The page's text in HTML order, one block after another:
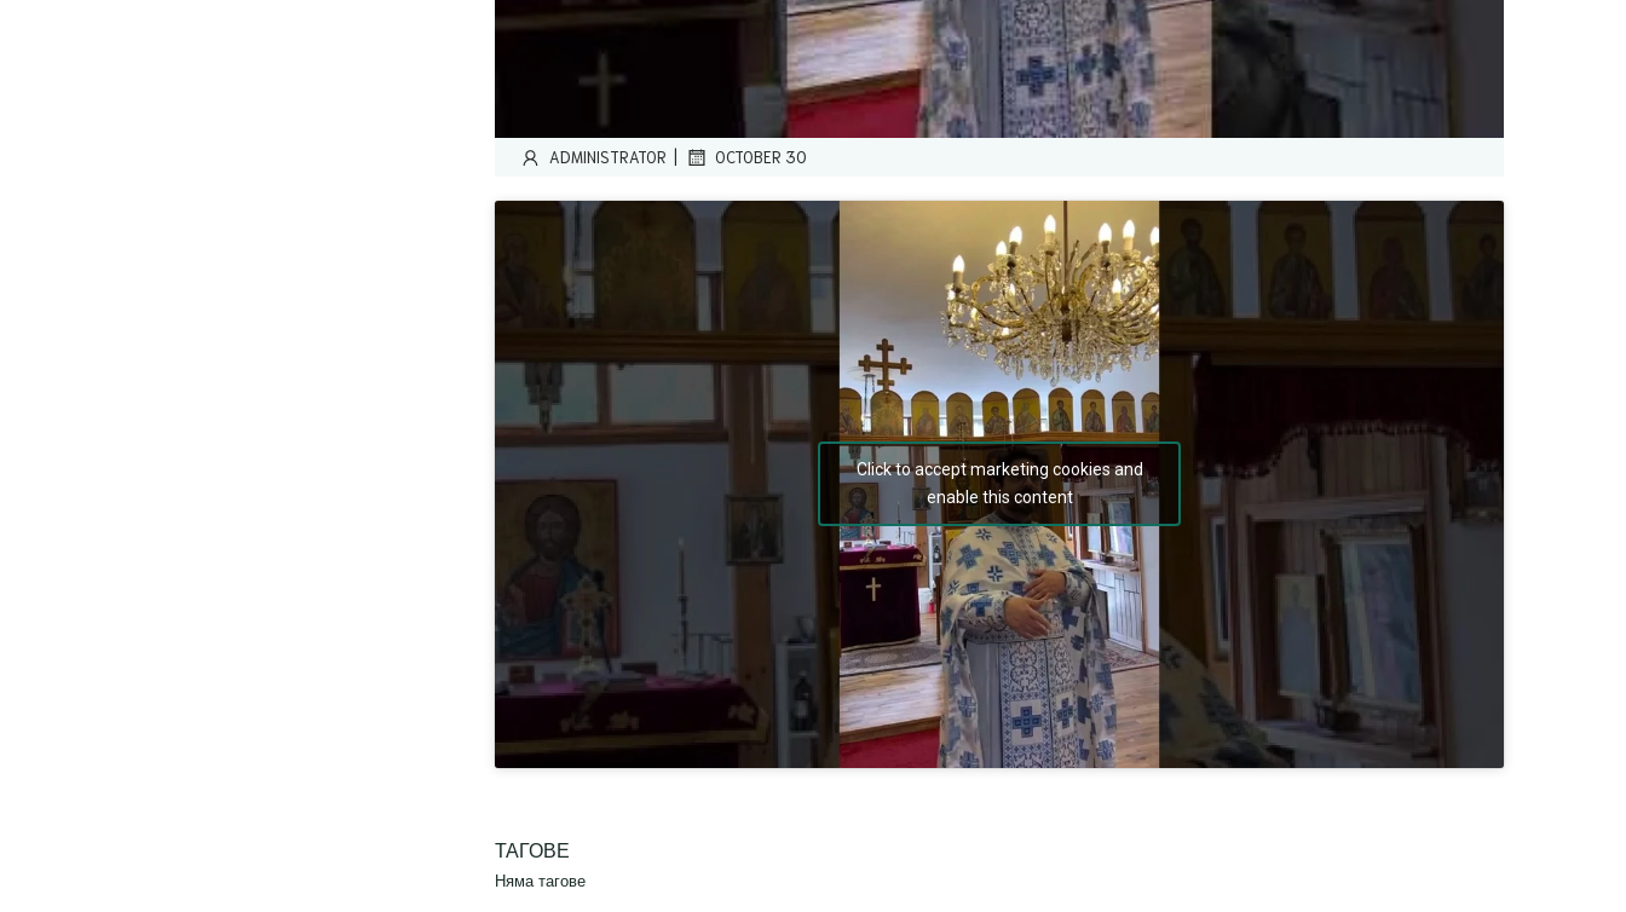
ADMINISTRATOR | OCTOBER 30
Click to accept marketing cookies and
enable this content
ТАГОВЕ
Няма тагове